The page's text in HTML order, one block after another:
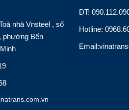
nhà Vnsteel , số
phường Bến
ĐT:
Hotline: